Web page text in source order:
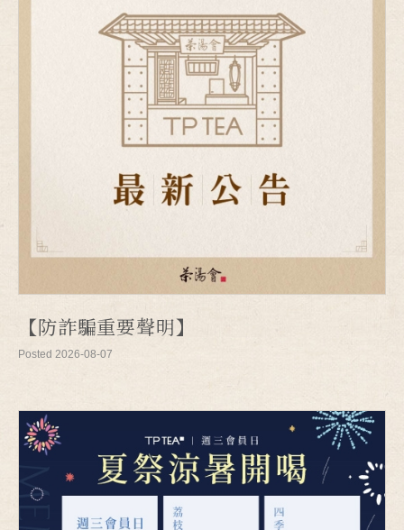
【防詐騙重要聲明】
Posted 2026-08-07